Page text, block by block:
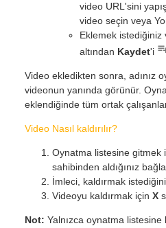
video URL'sini
video seçin veya
Eklemek
altından Kaydet'i
Video ekledikten sonra, adınız
videonun yanında görünür.
eklendiğinde tüm ortak
Video Nasıl kaldırılır?
Oynatma listesine gitmek
sahibinden aldığınız
İmleci, kaldırmak
Videoyu kaldırmak için X
Not: Yalnızca oynatma